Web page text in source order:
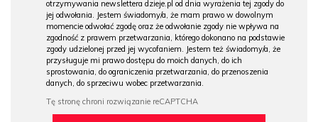
otrzymywania newslettera dzieje.pl od dnia wyrażenia tej zgody do
jej odwołania. Jestem świadomy/a, że mam prawo w dowolnym
momencie odwołać zgodę oraz że odwołanie zgody nie wpływa na
zgodność z prawem przetwarzania, którego dokonano na podstawie
zgody udzielonej przed jej wycofaniem. Jestem też świadomy/a, że
przysługuje mi prawo dostępu do moich danych, do ich
sprostowania, do ograniczenia przetwarzania, do przenoszenia
danych, do sprzeciwu wobec przetwarzania.